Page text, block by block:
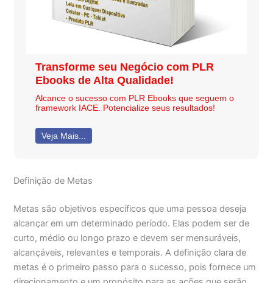
Transforme seu Negócio com PLR
Ebooks de Alta Qualidade!
Alcance o sucesso com PLR Ebooks que seguem o
framework IACE. Potencialize seus resultados!
Veja Mais...
Definição de Metas
Metas são objetivos específicos que uma pessoa deseja
alcançar em um determinado período. Elas podem ser de
curto, médio ou longo prazo e devem ser mensuráveis,
alcançáveis, relevantes e temporais. A definição clara de
metas é o primeiro passo para o sucesso, pois fornece um